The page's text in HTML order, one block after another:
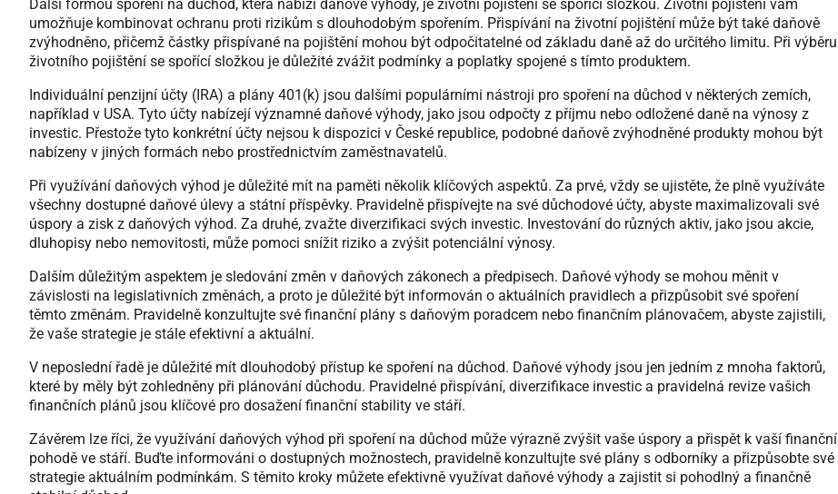
Další formou spoření na důchod, která nabízí daňové výhody, je životní pojištění se spořící složkou. Životní pojištění vám
umožňuje kombinovat ochranu proti rizikům s dlouhodobým spořením. Přispívání na životní pojištění může být také daňově
zvýhodněno, přičemž částky přispívané na pojištění mohou být odpočitatelné od základu daně až do určitého limitu. Při výběru
životního pojištění se spořící složkou je důležité zvážit podmínky a poplatky spojené s tímto produktem.
Individuální penzijní účty (IRA) a plány 401(k) jsou dalšími populárními nástroji pro spoření na důchod v některých zemích,
například v USA. Tyto účty nabízejí významné daňové výhody, jako jsou odpočty z příjmu nebo odložené daně na výnosy z
investic. Přestože tyto konkrétní účty nejsou k dispozici v České republice, podobné daňově zvýhodněné produkty mohou být
nabízeny v jiných formách nebo prostřednictvím zaměstnavatelů.
Při využívání daňových výhod je důležité mít na paměti několik klíčových aspektů. Za prvé, vždy se ujistěte, že plně využíváte
všechny dostupné daňové úlevy a státní příspěvky. Pravidelně přispívejte na své důchodové účty, abyste maximalizovali své
úspory a zisk z daňových výhod. Za druhé, zvažte diverzifikaci svých investic. Investování do různých aktiv, jako jsou akcie,
dluhopisy nebo nemovitosti, může pomoci snížit riziko a zvýšit potenciální výnosy.
Dalším důležitým aspektem je sledování změn v daňových zákonech a předpisech. Daňové výhody se mohou měnit v
závislosti na legislativních změnách, a proto je důležité být informován o aktuálních pravidlech a přizpůsobit své spoření
těmto změnám. Pravidelně konzultujte své finanční plány s daňovým poradcem nebo finančním plánovačem, abyste zajistili,
že vaše strategie je stále efektivní a aktuální.
V neposlední řadě je důležité mít dlouhodobý přístup ke spoření na důchod. Daňové výhody jsou jen jedním z mnoha faktorů,
které by měly být zohledněny při plánování důchodu. Pravidelné přispívání, diverzifikace investic a pravidelná revize vašich
finančních plánů jsou klíčové pro dosažení finanční stability ve stáří.
Závěrem lze říci, že využívání daňových výhod při spoření na důchod může výrazně zvýšit vaše úspory a přispět k vaší finanční
pohodě ve stáří. Buďte informováni o dostupných možnostech, pravidelně konzultujte své plány s odborníky a přizpůsobte své
strategie aktuálním podmínkám. S těmito kroky můžete efektivně využívat daňové výhody a zajistit si pohodlný a finančně